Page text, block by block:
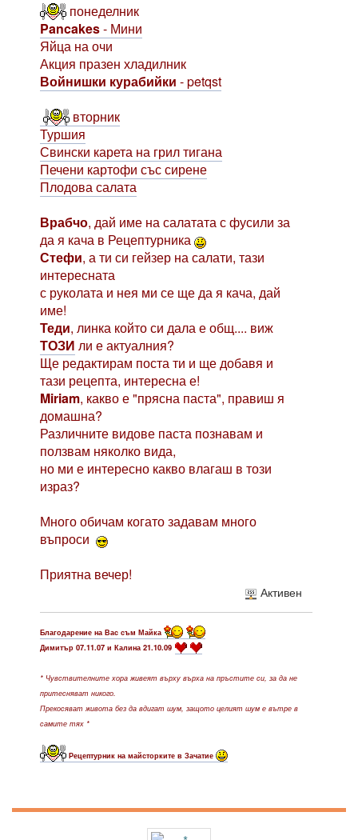
понеделник
Pancakes- Мини
Яйца на очи
Акция празен хладилник
Войнишки курабийки - petqst
вторник
Туршия
Свински карета на грил тигана
Печени картофи със сирене
Плодова салата
Врабчо, дай име на салатата с фусили за
да я кача в Рецептурника
Стефи, а ти си гейзер на салати, тази
интересната
с руколата и нея ми се ще да я кача, дай
име!
Теди, линка който си дала е общ.... виж
ТОЗИ ли е актуалния?
Ще редактирам поста ти и ще добавя и
тази рецепта, интересна е!
Miriam, какво е "прясна паста", правиш я
домашна?
Различните видове паста познавам и
ползвам няколко вида,
но ми е интересно какво влагаш в този
израз?
Много обичам когато задавам много
въпроси
Приятна вечер!
Активен
Благодарение на Вас съм Майка
Димитър 07.11.07 и Калина 21.10.09
* Чувствителните хора живеят върху върха на пръстите си, за да не
притесняват никого.
Прекосяват живота без да вдигат шум, защото целият шум е вътре в
самите тях *
Рецептурник на майсторките в Зачатие